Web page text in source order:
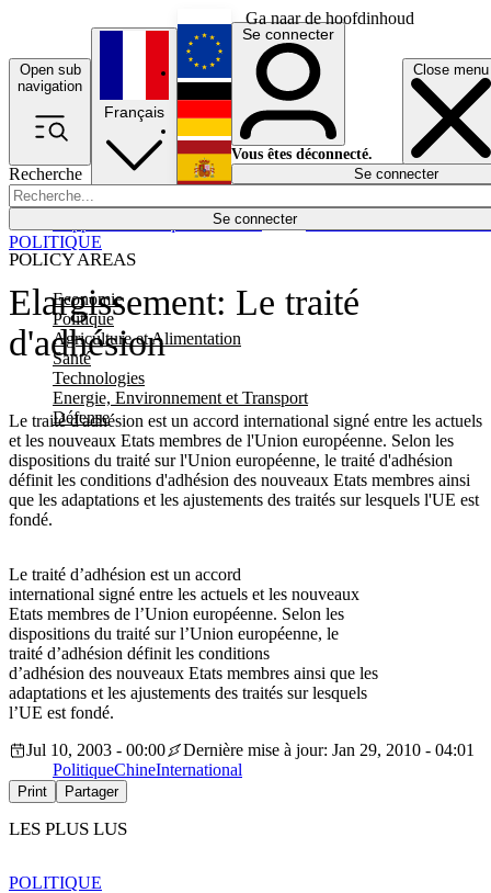
Ga naar de hoofdinhoud
Open sub
navigation
Close menu
Recherche
Se connecter
POLICY AREAS
Economie
Politique
Agriculture et Alimentation
Santé
Technologies
Energie, Environnement et Transport
Défense
Économie
Français
English
Deutsch
Español
Se connecter
Vous êtes déconnecté.
Se connecter
Elargissement: Le traité
d'adhésion
Le traité d'adhésion est un accord international signé entre les actuels
et les nouveaux Etats membres de l'Union européenne. Selon les
dispositions du traité sur l'Union européenne, le traité d'adhésion
définit les conditions d'adhésion des nouveaux Etats membres ainsi
que les adaptations et les ajustements des traités sur lesquels l'UE est
fondé.
POLITIQUE
Le traité d’adhésion est un accord
international signé entre les actuels et les nouveaux
Etats membres de l’Union européenne. Selon les
dispositions du traité sur l’Union européenne, le
traité d’adhésion définit les conditions
d’adhésion des nouveaux Etats membres ainsi que les
adaptations et les ajustements des traités sur lesquels
l’UE est fondé.
Jul 10, 2003 - 00:00
Dernière mise à jour: Jan 29, 2010 - 04:01
PolitiqueChineInternational
Print Partager
LES PLUS LUS
POLITIQUE